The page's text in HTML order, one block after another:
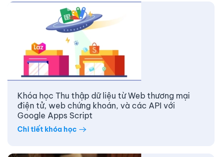
Khóa học Thu thập dữ liệu từ Web thương mại
điện tử, web chứng khoán, và các API với
Google Apps Script
Chi tiết khóa học